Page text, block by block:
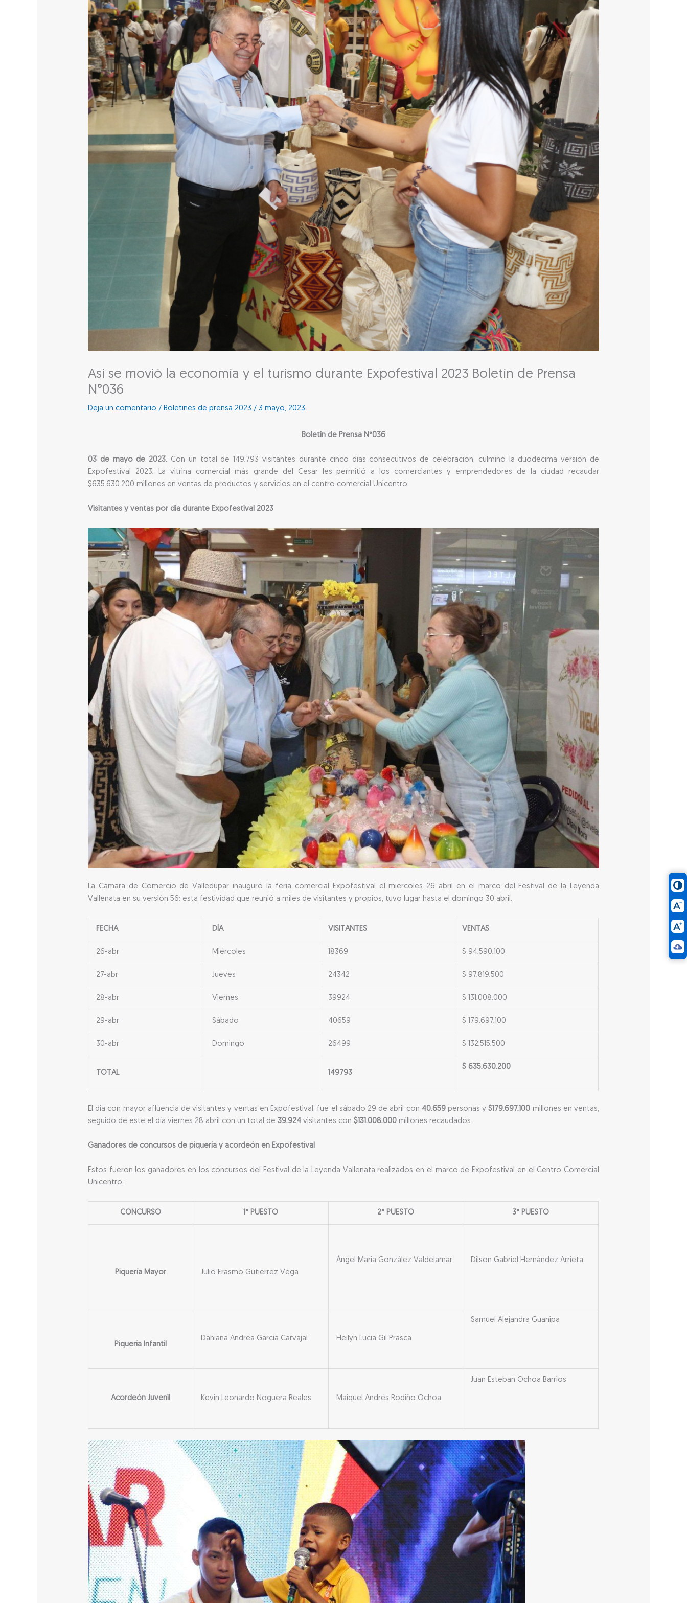
Así se movió la economía y el turismo durante Expofestival 2023 Boletín de Prensa
N°036
Deja un comentario /Boletines de prensa 2023 /3 mayo, 2023
Boletín de Prensa N°036
03 de mayo de 2023. Con un total de 149.793 visitantes durante cinco días consecutivos de celebración, culminó la duodécima versión de
Expofestival 2023. La vitrina comercial más grande del Cesar les permitió a los comerciantes y emprendedores de la ciudad recaudar
$635.630.200 millones en ventas de productos y servicios en el centro comercial Unicentro.
Visitantes y ventas por día durante Expofestival 2023
La Cámara de Comercio de Valledupar inauguró la feria comercial Expofestival el miércoles 26 abril en el marco del Festival de la Leyenda
Vallenata en su versión 56; esta festividad que reunió a miles de visitantes y propios, tuvo lugar hasta el domingo 30 abril.
FECHA DÍA VISITANTES VENTAS
26-abr Miércoles 18369 $ 94.590.100
27-abr Jueves 24342 $ 97.819.500
28-abr Viernes 39924 $ 131.008.000
29-abr Sábado 40659 $ 179.697.100
30-abr Domingo 26499 $ 132.515.500
TOTAL 149793
$ 635.630.200
El día con mayor afluencia de visitantes y ventas en Expofestival, fue el sábado 29 de abril con 40.659personas y$179.697.100 millones en ventas,
seguido de este el día viernes 28 abril con un total de39.924 visitantes con $131.008.000 millones recaudados.
Ganadores de concursos de piquería y acordeón en Expofestival
Estos fueron los ganadores en los concursos del Festival de la Leyenda Vallenata realizados en el marco de Expofestival en el Centro Comercial
Unicentro:
CONCURSO 1° PUESTO 2° PUESTO 3° PUESTO
Piquería Mayor Julio Erasmo Gutiérrez Vega
Ángel María González Valdelamar Dilson Gabriel Hernández Arrieta
Piquería Infantil
Dahiana Andrea García Carvajal Heilyn Lucia Gil Prasca
Samuel Alejandra Guanipa
Acordeón Juvenil Kevin Leonardo Noguera Reales Maiquel Andrés Rodiño Ochoa
Juan Esteban Ochoa Barrios